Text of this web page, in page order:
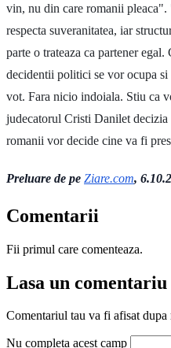
vin, nu din care romanii
respecta suveranitatea, iar
parte o trateaza ca partener
decidentii politici se vor ocupa si
vot. Fara nicio indoiala. Stiu ca
judecatorul Cristi Danilet
romanii vor decide cine va fi
Preluare de pe Ziare.com,
Comentarii
Fii primul care comenteaza.
Lasa un comentariu
Comentariul tau va fi afisat dupa
Nu completa acest camp